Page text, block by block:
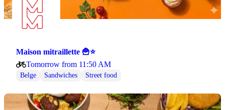
Maison mitraillette 🍟⭐
Tomorrow from 11:50 AM
Belge Sandwiches Street food